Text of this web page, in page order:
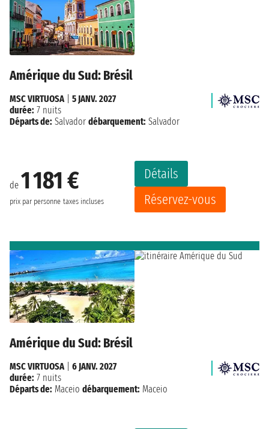
Amérique du Sud: Brésil
de 1 181 €
prix par personne taxes incluses
Détails
Réservez-vous
MSC VIRTUOSA
5 JANV. 2027
durée: 7 nuits
Départs de: Salvador débarquement: Salvador
Amérique du Sud: Brésil
MSC VIRTUOSA
6 JANV. 2027
durée: 7 nuits
Départs de: Maceio débarquement: Maceio